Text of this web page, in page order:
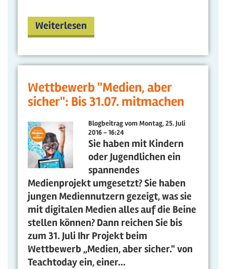
Weiterlesen
Wettbewerb "Medien, aber
sicher": Bis 31.07. mitmachen
Blogbeitrag vom Montag, 25. Juli
2016 - 16:24
Sie haben mit Kindern
oder Jugendlichen ein
spannendes
Medienprojekt umgesetzt? Sie haben
jungen Mediennutzern gezeigt, was sie
mit digitalen Medien alles auf die Beine
stellen können? Dann reichen Sie bis
zum 31. Juli Ihr Projekt beim
Wettbewerb „Medien, aber sicher." von
Teachtoday ein, einer...